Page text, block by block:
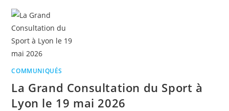
COMMUNIQUÉS
La Grand Consultation du Sport à
Lyon le 19 mai 2026